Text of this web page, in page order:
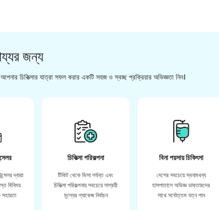
জন্য
চিকিত্সার যাত্রা সফল করার একটি সহজ ও স্বচ্ছ প্রক্রিয়ার অভিজ্ঞতা নিন।
দ্বারা
বিনিময়
চিকিত্সা পরিকল্পনা
টিকিট থেকে ভিসা পর্যন্ত এবং
চিকিত্সা পরিকল্পনায় সবচেয়ে সাশ্রয়ী
মূল্যের প্যাকেজ নির্বাচন
বিনা পয়সায় চিকিৎসা
দেশের সবচেয়ে স্বনামধন্য
হাসপাতালে অভিজ্ঞ ডাক্তারদের
সাথে সর্বোত্তম যত্ন পান